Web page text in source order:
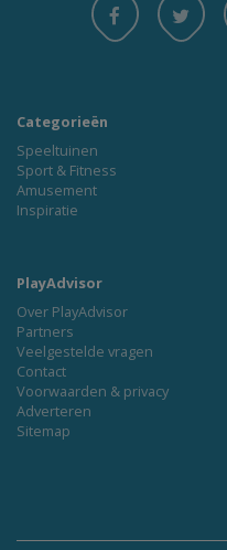
Categorieën
Speeltuinen
Sport & Fitness
Amusement
Inspiratie
PlayAdvisor
Over PlayAdvisor
Partners
Veelgestelde vragen
Contact
Voorwaarden & privacy
Adverteren
Sitemap